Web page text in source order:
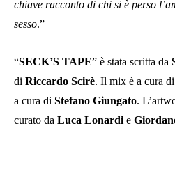
chiave racconto di chi si è perso
sesso.”
“SECK’S TAPE” è stata scritta da
di Riccardo Scirè. Il mix è a cura di
a cura di Stefano Giungato.
curato da Luca Lonardi e